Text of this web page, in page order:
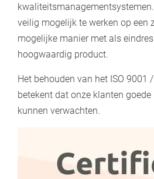
veilig mogelijk te werken op een
mogelijke manier met als
hoogwaardig product.
Het behouden van het ISO 9001
betekent dat onze klanten
kunnen verwachten.